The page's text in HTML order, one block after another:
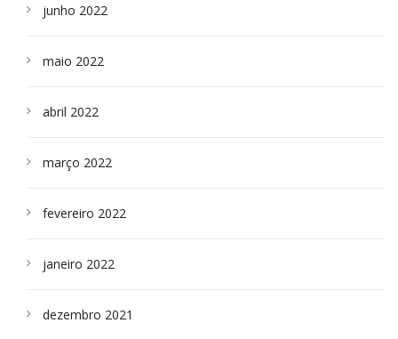
junho 2022
maio 2022
abril 2022
março 2022
fevereiro 2022
janeiro 2022
dezembro 2021